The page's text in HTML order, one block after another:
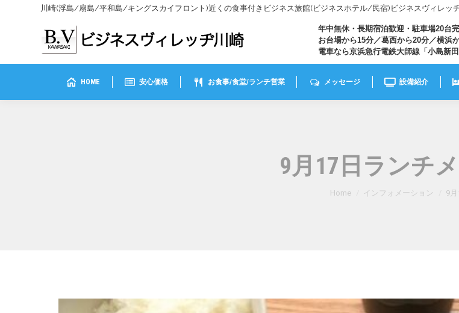
川崎(浮島/扇島/平和島/キングスカイフロント)近くの食事付きビジネス旅館(ビジネスホテル/民宿)ビジネスヴィレッ
年中無休・長期宿泊歓迎・駐車場20台
お台場から15分／葛西から20分／横浜
電車なら京浜急行電鉄大師線「小島新
HOME 安心価格 お食事/食堂/ランチ営業 メッセージ 設備紹介
9月17日ランチ
You are here:
Home インフォメーション 9